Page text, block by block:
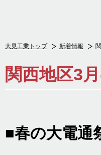
大見工業トップ 新着情報
関西地区3
■春の大電通